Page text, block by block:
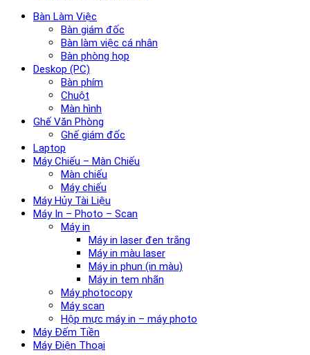
Bàn Làm Việc
Bàn giám đốc
Bàn làm việc cá nhân
Bàn phòng họp
Deskop (PC)
Bàn phím
Chuột
Màn hình
Ghế Văn Phòng
Ghế giám đốc
Laptop
Máy Chiếu – Màn Chiếu
Màn chiếu
Máy chiếu
Máy Hủy Tài Liệu
Máy In – Photo – Scan
Máy in
Máy in laser đen trắng
Máy in màu laser
Máy in phun (in màu)
Máy in tem nhãn
Máy photocopy
Máy scan
Hộp mực máy in – máy photo
Máy Đếm Tiền
Máy Điện Thoại